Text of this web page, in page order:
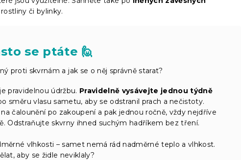
či bylinky.
se ptáte 🙋
proti skvrnám a jak se o něj správně starat?
pravidelnou údržbu. Pravidelně vysávejte jednou týdně
směru vlasu sametu, aby se odstranil prach a nečistoty.
čalounění po zakoupení a pak jednou ročně, vždy nejdříve
Odstraňujte skvrny ihned suchým hadříkem bez tření.
vlhkosti – samet nemá rád nadměrné teplo a vlhkost.
aby se židle neviklaly?